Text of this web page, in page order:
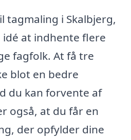
tagmaling i Skalbjerg,
at indhente flere
fagfolk. At få tre
blot en bedre
du kan forvente af
også, at du får en
der opfylder dine